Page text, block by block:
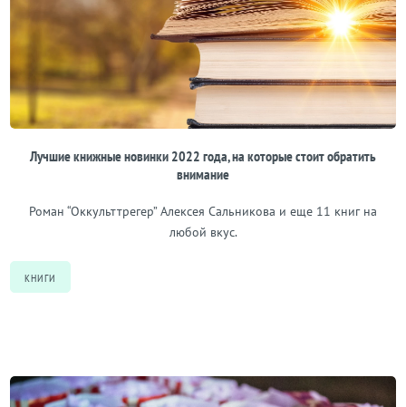
Лучшие книжные новинки 2022 года, на которые стоит обратить
внимание
Роман “Оккульттрегер” Алексея Сальникова и еще 11 книг на
любой вкус.
КНИГИ